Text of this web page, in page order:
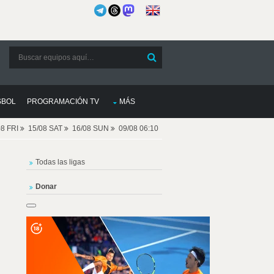
PROGRAMACIÓN TV MÁS
FRI 15/08 SAT 16/08 SUN 09/08 06:10
Todas las ligas
Donar